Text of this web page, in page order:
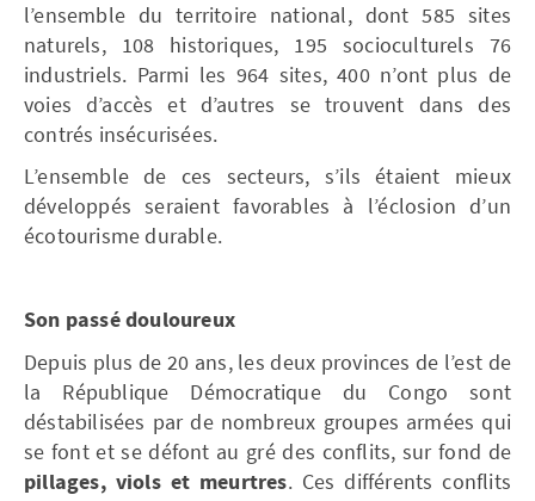
l’ensemble du territoire national, dont 585 sites
naturels, 108 historiques, 195 socioculturels 76
industriels. Parmi les 964 sites, 400 n’ont plus de
voies d’accès et d’autres se trouvent dans des
contrés insécurisées.
L’ensemble de ces secteurs, s’ils étaient mieux
développés seraient favorables à l’éclosion d’un
écotourisme durable.
Son passé douloureux
Depuis plus de 20 ans, les deux provinces de l’est de
la République Démocratique du Congo sont
déstabilisées par de nombreux groupes armées qui
se font et se défont au gré des conflits, sur fond de
pillages, viols et meurtres. Ces différents conflits